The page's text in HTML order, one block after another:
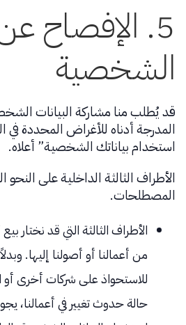
5. الإفصاح
الشخصية
قد يُطلب منا مشاركة البيانات
استخدام بياناتك الشخصية” أعلاه.
الأطراف الثالثة الداخلية على
المصطلحات.
الأطراف الثالثة التي قد نختار
من أعمالنا أو أصولنا إليها.
للاستحواذ على شركات أخرى أو
حالة حدوث تغيير في أعمالنا،